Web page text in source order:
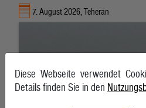
7. August 2026, Teheran
Diese Webseite verwendet
Details finden Sie in den